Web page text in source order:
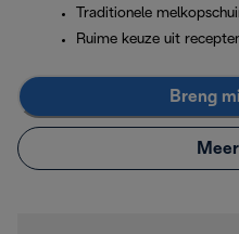
Traditionele
Ruime keuze uit
Breng